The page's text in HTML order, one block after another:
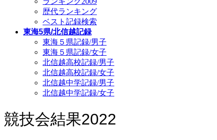
歴代ランキング
ベスト記録検索
東海5県/北信越記録
東海５県記録/男子
東海５県記録/女子
北信越高校記録/男子
北信越高校記録/女子
北信越中学記録/男子
北信越中学記録/女子
競技会結果2022